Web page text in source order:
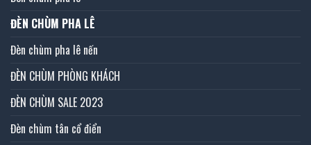
ĐÈN CHÙM PHA LÊ
Đèn chùm pha lê nến
ĐÈN CHÙM PHÒNG KHÁCH
ĐÈN CHÙM SALE 2023
Đèn chùm tân cổ điển